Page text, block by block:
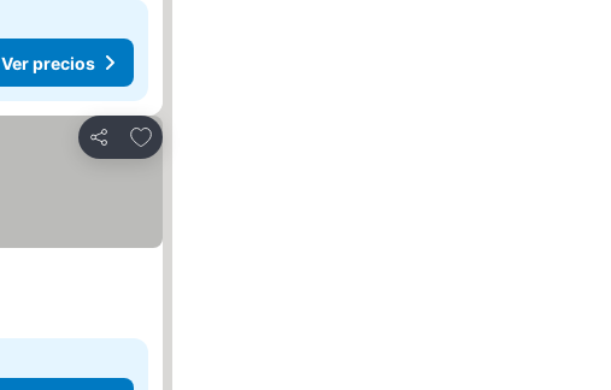
Ver precios
Compartir
Agregar a favoritos